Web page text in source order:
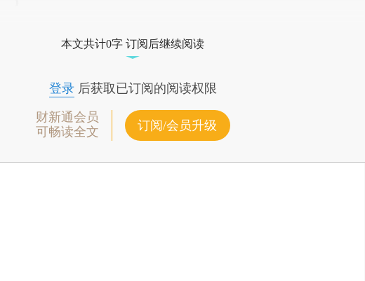
本文共计0字 订阅后继续阅读
登录后获取已订阅的阅读权限
财新通会员
可畅读全文
订阅/会员升级